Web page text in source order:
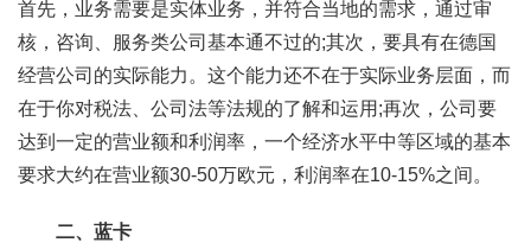
首先，业务需要是实体业务，并符合当地的需求，通过审
核，咨询、服务类公司基本通不过的;其次，要具有在德国
经营公司的实际能力。这个能力还不在于实际业务层面，而
在于你对税法、公司法等法规的了解和运用;再次，公司要
达到一定的营业额和利润率，一个经济水平中等区域的基本
要求大约在营业额30-50万欧元，利润率在10-15%之间。
二、蓝卡